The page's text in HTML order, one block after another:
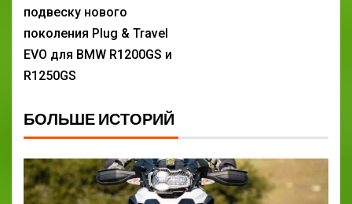
подвеску нового
поколения Plug & Travel
EVO для BMW R1200GS и
R1250GS
БОЛЬШЕ ИСТОРИЙ